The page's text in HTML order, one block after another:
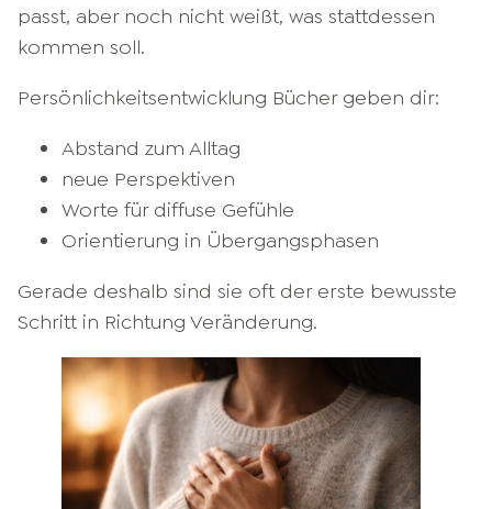
passt, aber noch nicht weißt, was stattdessen
kommen soll.
Persönlichkeitsentwicklung Bücher geben dir:
Abstand zum Alltag
neue Perspektiven
Worte für diffuse Gefühle
Orientierung in Übergangsphasen
Gerade deshalb sind sie oft der erste bewusste
Schritt in Richtung Veränderung.